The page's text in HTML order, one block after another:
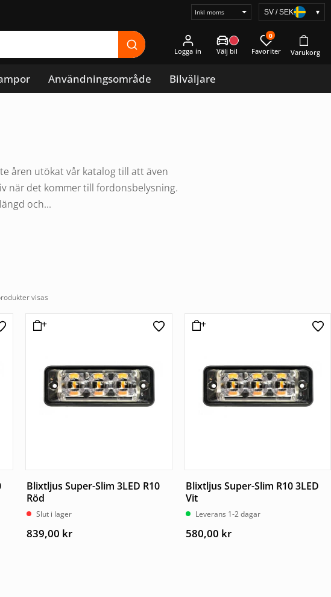
Välj
SV / SEK ▾
Logga in
0
Användningsområde Bilväljare
åren utökat vår katalog till att även
när det kommer till fordonsbelysning.
och...
visas
Blixtljus Super-Slim 3LED R10
Röd
Slut i lager
839,00 kr
Blixtljus Super-Slim R10 3LED
Vit
Leverans 1-2 dagar
580,00 kr